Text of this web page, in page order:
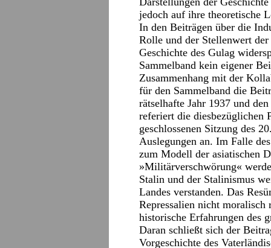
jedoch auf ihre theoretische
In den Beiträgen über die
Rolle und der Stellenwert
Geschichte des Gulag
Sammelband kein eigener
Zusammenhang mit der
für den Sammelband die
rätselhafte Jahr 1937 und
referiert die diesbezüglichen
geschlossenen Sitzung des
Auslegungen an. Im Falle
zum Modell der asiatischen
»Militärverschwörung«
Stalin und der Stalinismus
Landes verstanden. Das
Repressalien nicht moralisch
historische Erfahrungen des
Daran schließt sich der
Vorgeschichte des